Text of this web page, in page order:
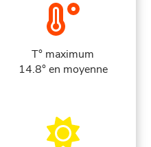
T° maximum
14.8° en moyenne